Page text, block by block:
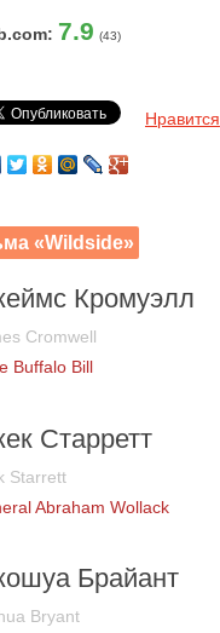
7.9 (43)
Нравится
«Wildside»
Кромуэлл
Cromwell
Buffalo Bill
Старретт
Starrett
Abraham Wollack
Брайант
Bryant